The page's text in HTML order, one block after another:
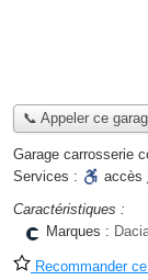
📞 Appeler ce
Garage carrosserie
Services :
accès
Caractéristiques :
Marques :
Recommander